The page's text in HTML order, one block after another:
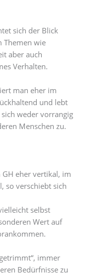
sich der Blick
Themen wie
aber auch
Verhalten.
man eher im
und lebt
weder vorrangig
Menschen zu.
eher vertikal, im
so verschiebt sich
selbst
Wert auf
immer
Bedürfnisse zu